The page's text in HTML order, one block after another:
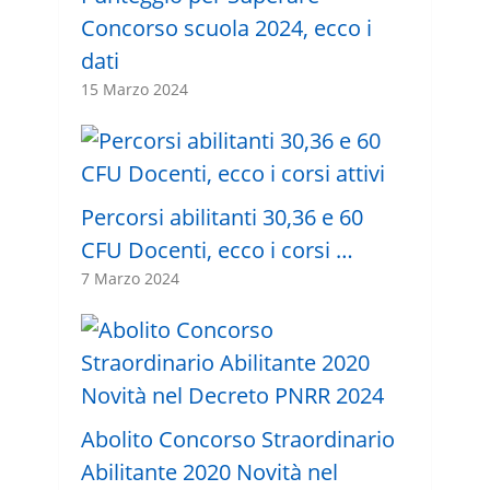
Concorso scuola 2024, ecco i
dati
15 Marzo 2024
Percorsi abilitanti 30,36 e 60
CFU Docenti, ecco i corsi …
7 Marzo 2024
Abolito Concorso Straordinario
Abilitante 2020 Novità nel